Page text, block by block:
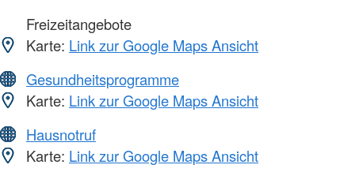
Freizeitangebote
Karte: Link zur Google Maps Ansicht
Gesundheitsprogramme
Karte: Link zur Google Maps Ansicht
Hausnotruf
Karte: Link zur Google Maps Ansicht